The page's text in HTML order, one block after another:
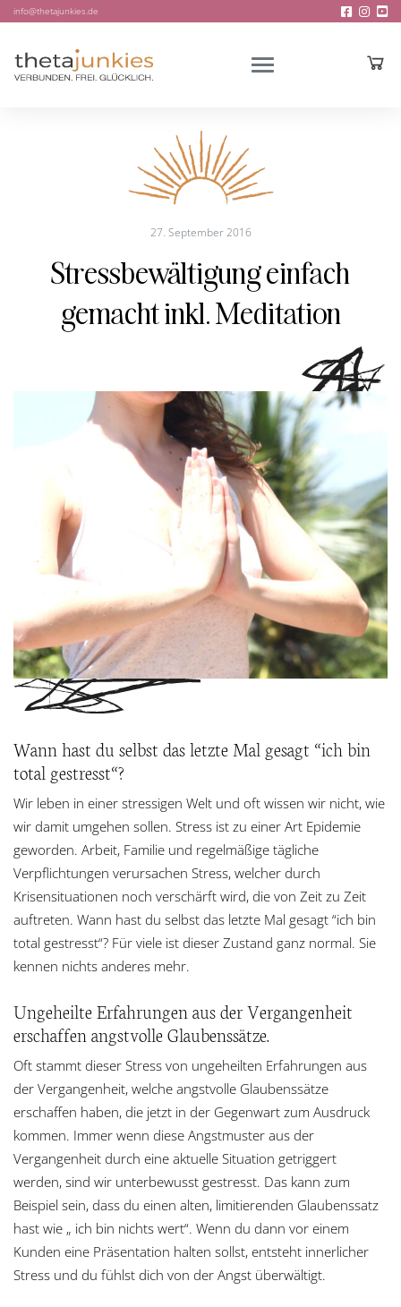
info@thetajunkies.de
27. September 2016
Stressbewältigung einfach
gemacht inkl. Meditation
Wann hast du selbst das letzte Mal gesagt “ich bin
total gestresst“?
Wir leben in einer stressigen Welt und oft wissen wir nicht, wie
wir damit umgehen sollen. Stress ist zu einer Art Epidemie
geworden. Arbeit, Familie und regelmäßige tägliche
Verpflichtungen verursachen Stress, welcher durch
Krisensituationen noch verschärft wird, die von Zeit zu Zeit
auftreten. Wann hast du selbst das letzte Mal gesagt “ich bin
total gestresst“? Für viele ist dieser Zustand ganz normal. Sie
kennen nichts anderes mehr.
Ungeheilte Erfahrungen aus der Vergangenheit
erschaffen angstvolle Glaubenssätze.
Oft stammt dieser Stress von ungeheilten Erfahrungen aus
der Vergangenheit, welche angstvolle Glaubenssätze
erschaffen haben, die jetzt in der Gegenwart zum Ausdruck
kommen. Immer wenn diese Angstmuster aus der
Vergangenheit durch eine aktuelle Situation getriggert
werden, sind wir unterbewusst gestresst. Das kann zum
Beispiel sein, dass du einen alten, limitierenden Glaubenssatz
hast wie „ ich bin nichts wert“. Wenn du dann vor einem
Kunden eine Präsentation halten sollst, entsteht innerlicher
Stress und du fühlst dich von der Angst überwältigt.